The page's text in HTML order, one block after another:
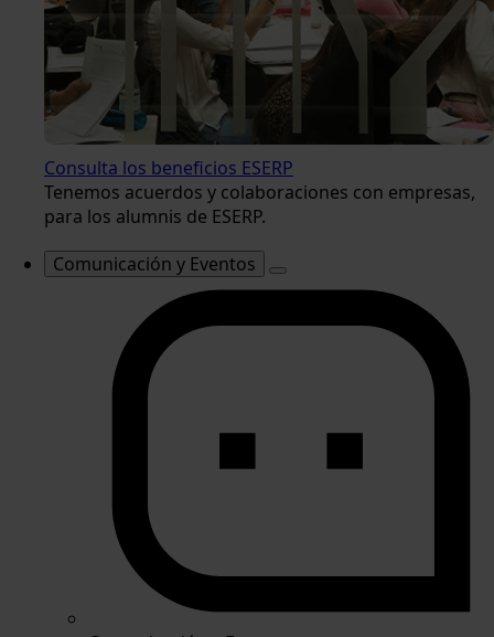
Consulta los beneficios ESERP
Tenemos acuerdos y colaboraciones con empresas,
para los alumnis de ESERP.
Comunicación y Eventos